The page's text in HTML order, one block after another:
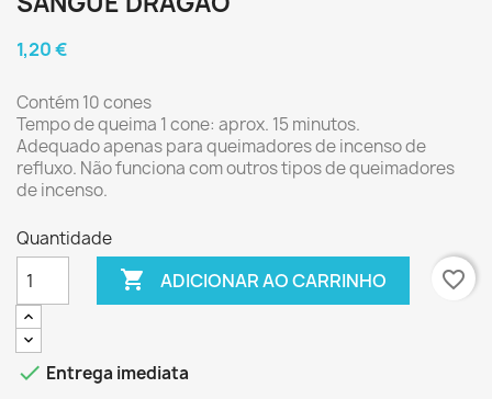
1,20 €
Contém 10 cones
Tempo de queima 1 cone: aprox. 15 minutos.
Adequado apenas para queimadores de incenso de
refluxo. Não funciona com outros tipos de queimadores
de incenso.
Quantidade
 ADICIONAR AO CARRINHO favorite_border
 Entrega imediata